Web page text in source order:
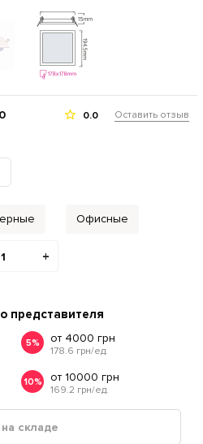
0.0 Оставить отзыв
Офисные
+
представителя
5% от 4000 грн
178.6 грн/ед.
10% от 10000 грн
169.2 грн/ед.
складе